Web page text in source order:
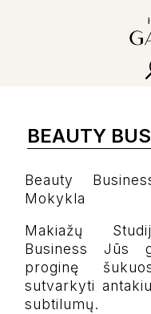
BEAUTY
Beauty
Mokykla
Makiažų
Business Jūs
proginę
sutvarkyti
subtilumų.